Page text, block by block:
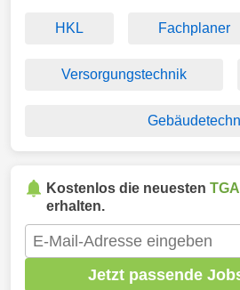
HKL Fachplaner
Versorgungstechnik
Kostenlos die neuesten TGA
erhalten.
Jetzt passende